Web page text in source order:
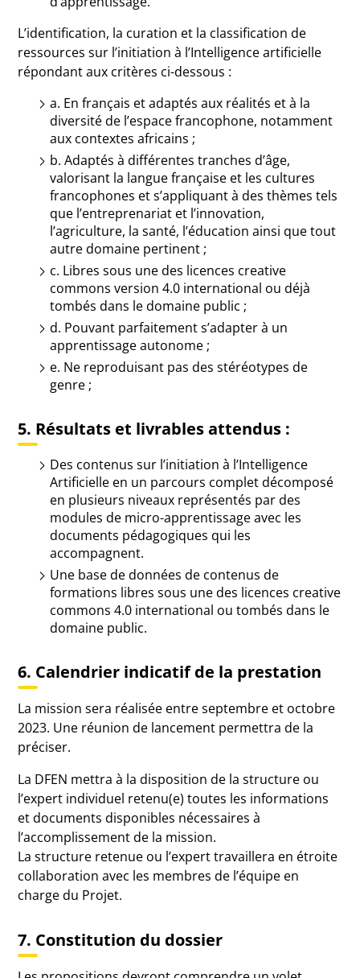
L’identification, la curation et la classification de
ressources sur l’initiation à l’Intelligence artificielle
répondant aux critères ci-dessous :
a. En français et adaptés aux réalités et à la
diversité de l’espace francophone, notamment
aux contextes africains ;
b. Adaptés à différentes tranches d’âge,
valorisant la langue française et les cultures
francophones et s’appliquant à des thèmes tels
que l’entreprenariat et l’innovation,
l’agriculture, la santé, l’éducation ainsi que tout
autre domaine pertinent ;
c. Libres sous une des licences creative
commons version 4.0 international ou déjà
tombés dans le domaine public ;
d. Pouvant parfaitement s’adapter à un
apprentissage autonome ;
e. Ne reproduisant pas des stéréotypes de
genre ;
5. Résultats et livrables attendus :
Des contenus sur l’initiation à l’Intelligence
Artificielle en un parcours complet décomposé
en plusieurs niveaux représentés par des
modules de micro-apprentissage avec les
documents pédagogiques qui les
accompagnent.
Une base de données de contenus de
formations libres sous une des licences creative
commons 4.0 international ou tombés dans le
domaine public.
6. Calendrier indicatif de la prestation
La mission sera réalisée entre septembre et octobre
2023. Une réunion de lancement permettra de la
préciser.
La DFEN mettra à la disposition de la structure ou
l’expert individuel retenu(e) toutes les informations
et documents disponibles nécessaires à
l’accomplissement de la mission.
La structure retenue ou l’expert travaillera en étroite
collaboration avec les membres de l’équipe en
charge du Projet.
7. Constitution du dossier